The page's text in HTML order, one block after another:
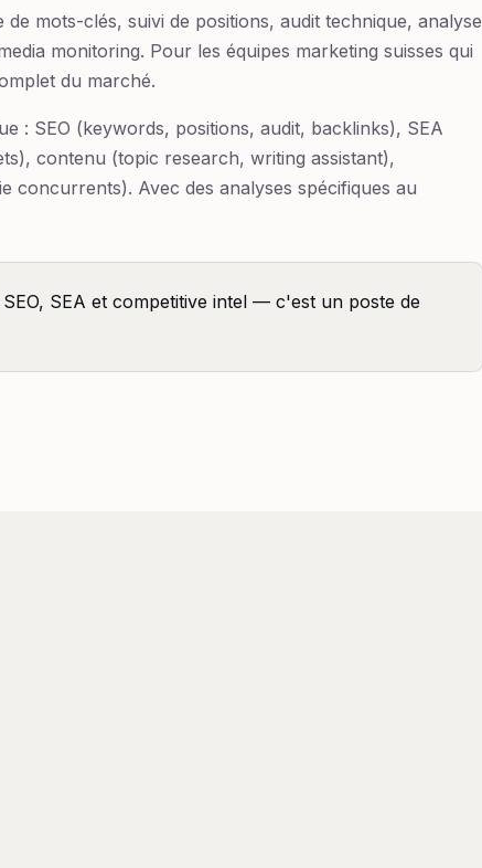
mots-clés, suivi de positions, audit technique, analyse
monitoring. Pour les équipes marketing suisses qui
du marché.
: SEO (keywords, positions, audit, backlinks), SEA
contenu (topic research, writing assistant),
concurrents). Avec des analyses spécifiques au
SEA et competitive intel — c'est un poste de